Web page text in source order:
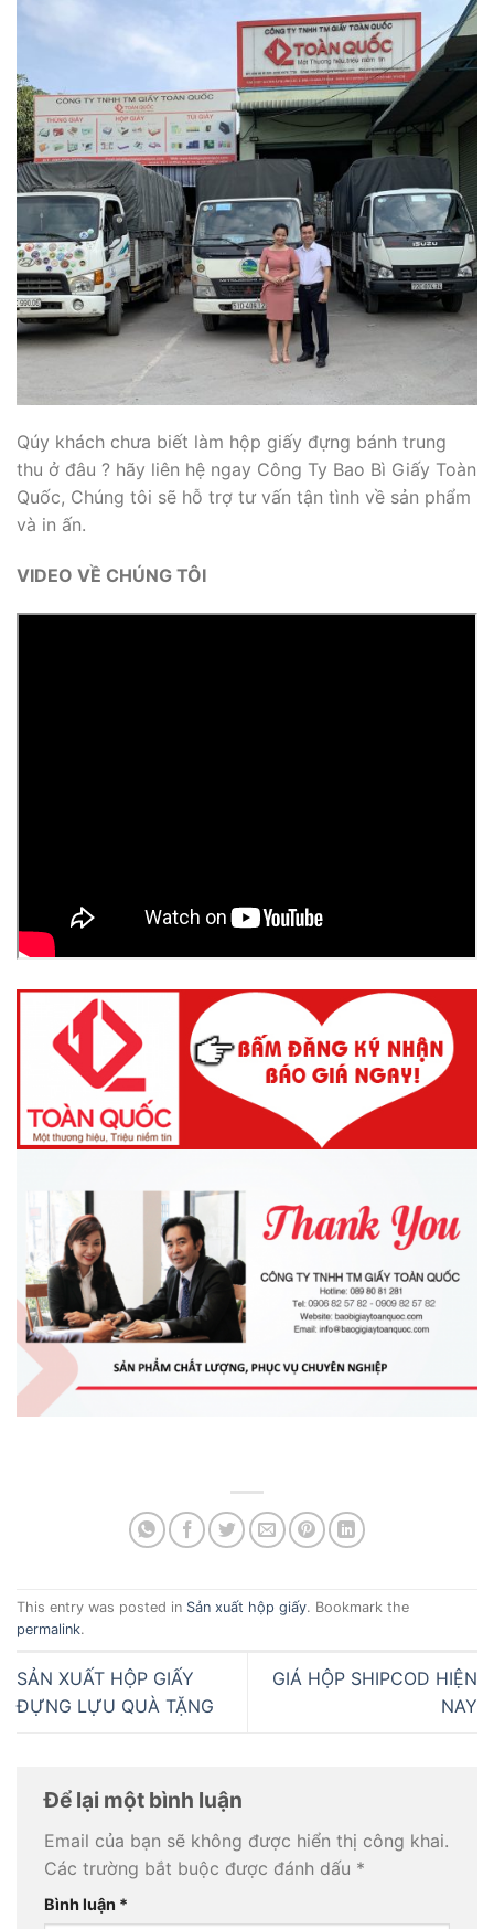
Qúy khách chưa biết làm hộp giấy đựng bánh trung
thu ở đâu ? hãy liên hệ ngay Công Ty Bao Bì Giấy Toàn
Quốc, Chúng tôi sẽ hỗ trợ tư vấn tận tình về sản phẩm
và in ấn.
VIDEO VỀ CHÚNG TÔI
This entry was posted in Sản xuất hộp giấy. Bookmark the
permalink.
SẢN XUẤT HỘP GIẤY
ĐỰNG LỰU QUÀ TẶNG
GIÁ HỘP SHIPCOD HIỆN
NAY
Để lại một bình luận
Email của bạn sẽ không được hiển thị công khai.
Các trường bắt buộc được đánh dấu *
Bình luận *